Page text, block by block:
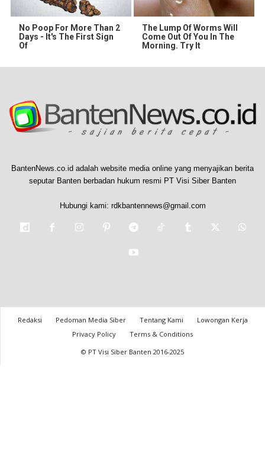
No Poop For More Than 2
Days - It's The First Sign
Of
The Lump Of Worms Will
Come Out Of You In The
Morning. Try It
BantenNews.co.id adalah website media online yang menyajikan berita
seputar Banten berbadan hukum resmi PT Visi Siber Banten
Hubungi kami: rdkbantennews@gmail.com
Redaksi Pedoman Media Siber Tentang Kami
Lowongan Kerja
Privacy Policy
Terms & Conditions
© PT Visi Siber Banten 2016-2025